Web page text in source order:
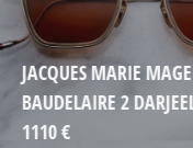
JACQUES MARIE MAGE
BAUDELAIRE 2
1110 €